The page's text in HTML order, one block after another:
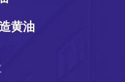
黄油